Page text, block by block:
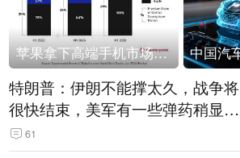
苹果拿下高端手机市场65%的份额：iPhone 17系列功不可没
特朗普：伊朗不能撑太久，战争将
很快结束，美军有一些弹药稍显紧
张！伊朗公布拟议的海峡管理文本
61